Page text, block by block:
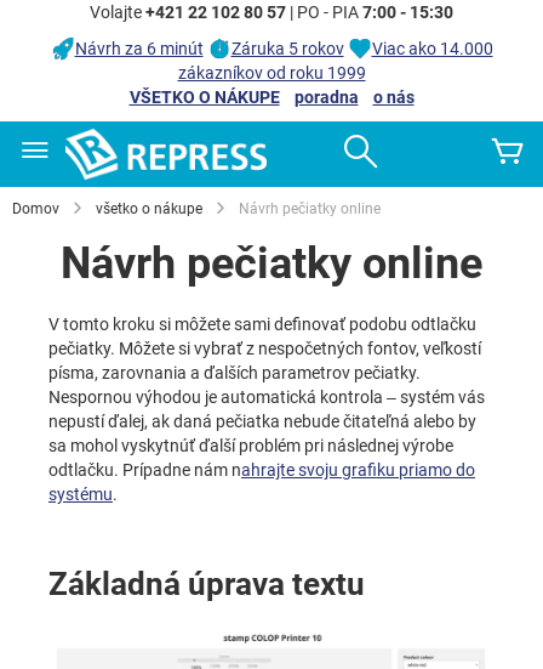
Volajte+421 22 102 80 57 | PO - PIA7:00 - 15:30
Návrh za 6 minút
Záruka 5 rokov
Viac ako 14.000
zákazníkov od roku 1999
VŠETKO O NÁKUPE
poradna
o nás
Domov všetko o nákupe Návrh pečiatky online
Návrh pečiatky online
V tomto kroku si môžete sami definovať podobu odtlačku
pečiatky. Môžete si vybrať z nespočetných fontov, veľkostí
písma, zarovnania a ďalších parametrov pečiatky.
Nespornou výhodou je automatická kontrola – systém vás
nepustí ďalej, ak daná pečiatka nebude čitateľná alebo by
sa mohol vyskytnúť ďalší problém pri následnej výrobe
odtlačku. Prípadne nám nahrajte svoju grafiku priamo do
systému.
Základná úprava textu